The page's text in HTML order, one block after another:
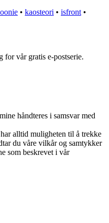
• kaosteori • isfront •
vår gratis e-postserie.
håndteres i samsvar med
alltid muligheten til å trekke
du våre vilkår og samtykker
som beskrevet i vår